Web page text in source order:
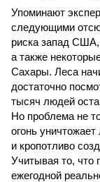
Упоминают
следующими
риска запад
а также
Сахары. Леса
достаточно
тысяч людей
Но проблема не
огонь
и кропотливо
Учитывая то, что
ежегодной